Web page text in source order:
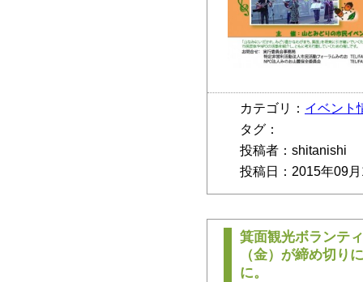
カテゴリ： イベント
タグ：
投稿者：shitanishi
投稿日：2015年09
箕面観光ボランテ
（金）が締め切り
に。